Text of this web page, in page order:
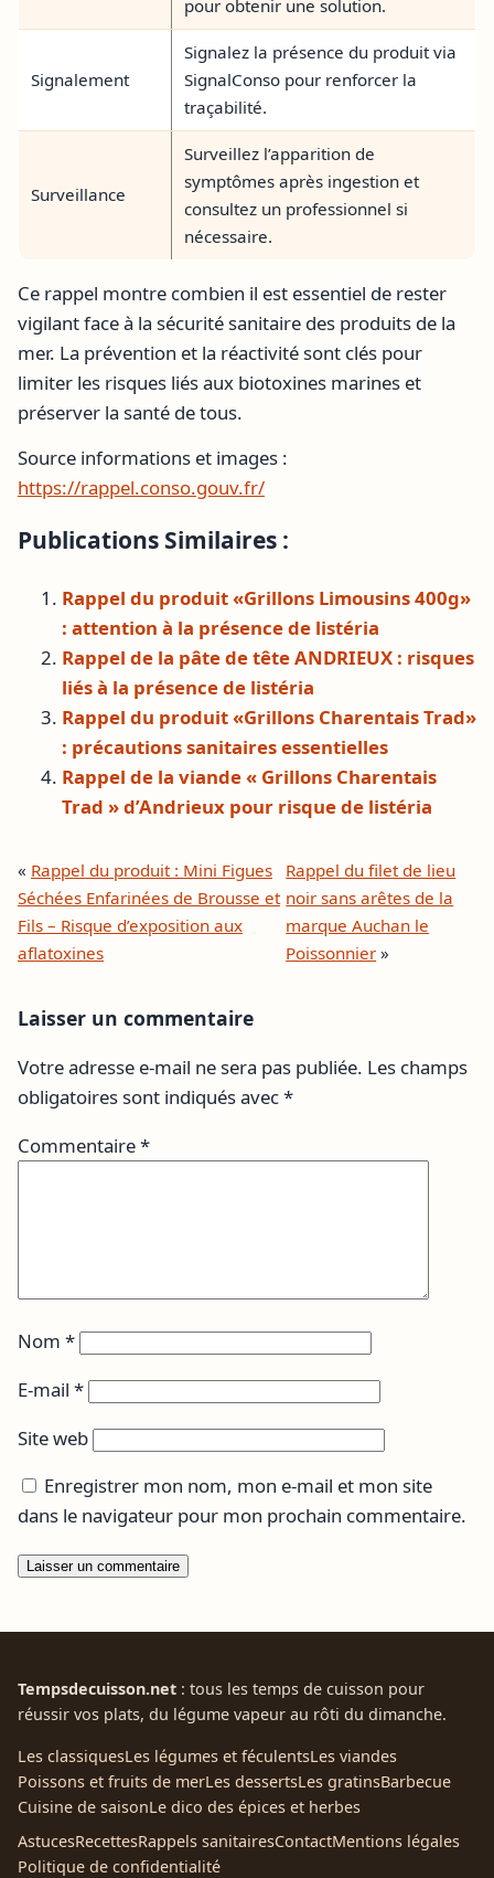
pour obtenir une solution.
Signalement
Signalez la présence du produit via
SignalConso pour renforcer la
traçabilité.
Surveillance
Surveillez l’apparition de
symptômes après ingestion et
consultez un professionnel si
nécessaire.
Ce rappel montre combien il est essentiel de rester
vigilant face à la sécurité sanitaire des produits de la
mer. La prévention et la réactivité sont clés pour
limiter les risques liés aux biotoxines marines et
préserver la santé de tous.
Source informations et images :
https://rappel.conso.gouv.fr/
Publications Similaires :
Rappel du produit «Grillons Limousins 400g»
: attention à la présence de listéria
Rappel de la pâte de tête ANDRIEUX : risques
liés à la présence de listéria
Rappel du produit «Grillons Charentais Trad»
: précautions sanitaires essentielles
Rappel de la viande « Grillons Charentais
Trad » d’Andrieux pour risque de listéria
« Rappel du produit : Mini Figues
Séchées Enfarinées de Brousse et
Fils – Risque d’exposition aux
aflatoxines
Rappel du filet de lieu
noir sans arêtes de la
marque Auchan le
Poissonnier »
Laisser un commentaire
Votre adresse e-mail ne sera pas publiée. Les champs
obligatoires sont indiqués avec*
Commentaire*
Nom *
E-mail *
Site web
Enregistrer mon nom, mon e-mail et mon site
dans le navigateur pour mon prochain commentaire.
Tempsdecuisson.net : tous les temps de cuisson pour
réussir vos plats, du légume vapeur au rôti du dimanche.
Les classiquesLes légumes et féculentsLes viandes
Poissons et fruits de merLes dessertsLes gratinsBarbecue
Cuisine de saisonLe dico des épices et herbes
AstucesRecettesRappels sanitairesContactMentions légales
Politique de confidentialité